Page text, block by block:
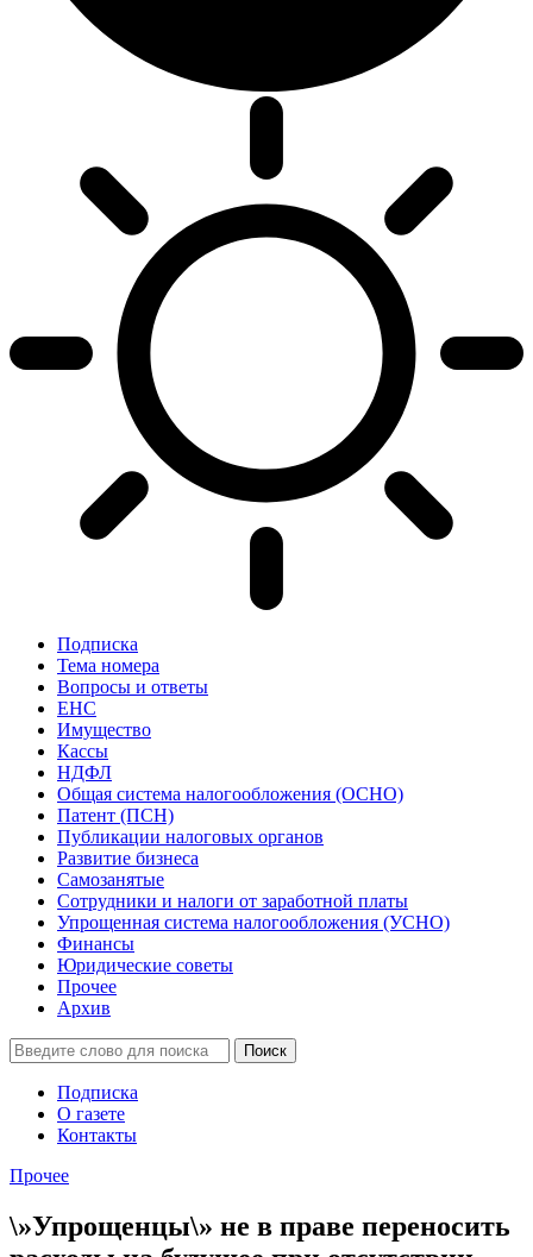
Подписка
Тема номера
Вопросы и ответы
ЕНС
Имущество
Кассы
НДФЛ
Общая система налогообложения (ОСНО)
Патент (ПСН)
Публикации налоговых органов
Развитие бизнеса
Самозанятые
Сотрудники и налоги от заработной платы
Упрощенная система налогообложения (УСНО)
Финансы
Юридические советы
Прочее
Архив
Подписка
О газете
Контакты
Прочее
\»Упрощенцы\» не в праве переносить